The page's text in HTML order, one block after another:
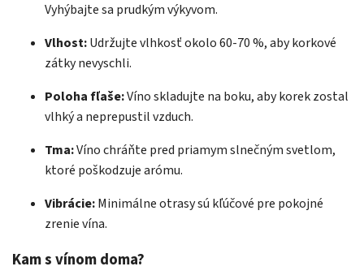
Vyhýbajte sa prudkým výkyvom.
Vlhost:Udržujte vlhkosť okolo 60-70 %, aby korkové
zátky nevyschli.
Poloha fľaše:Víno skladujte na boku, aby korek zostal
vlhký a neprepustil vzduch.
Tma:Víno chráňte pred priamym slnečným svetlom,
ktoré poškodzuje arómu.
Vibrácie:Minimálne otrasy sú kľúčové pre pokojné
zrenie vína.
Kam s vínom doma?